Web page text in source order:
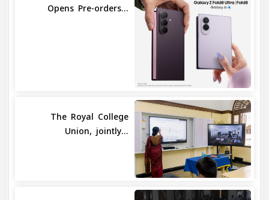
Opens Pre-orders...
The Royal College
Union, jointly...